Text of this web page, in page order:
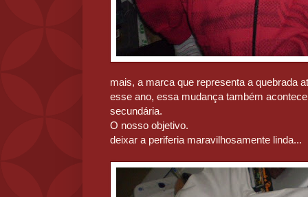
mais, a marca que representa a quebrada
esse ano, essa mudança também
secundária.
O nosso objetivo.
deixar a periferia maravilhosamente linda...